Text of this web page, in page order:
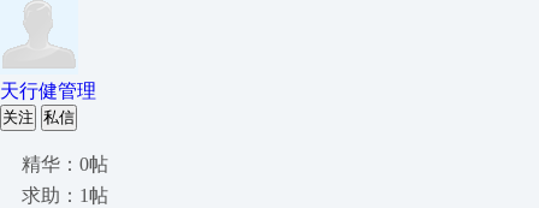
天行健管理
关注 私信
精华：0帖
求助：1帖